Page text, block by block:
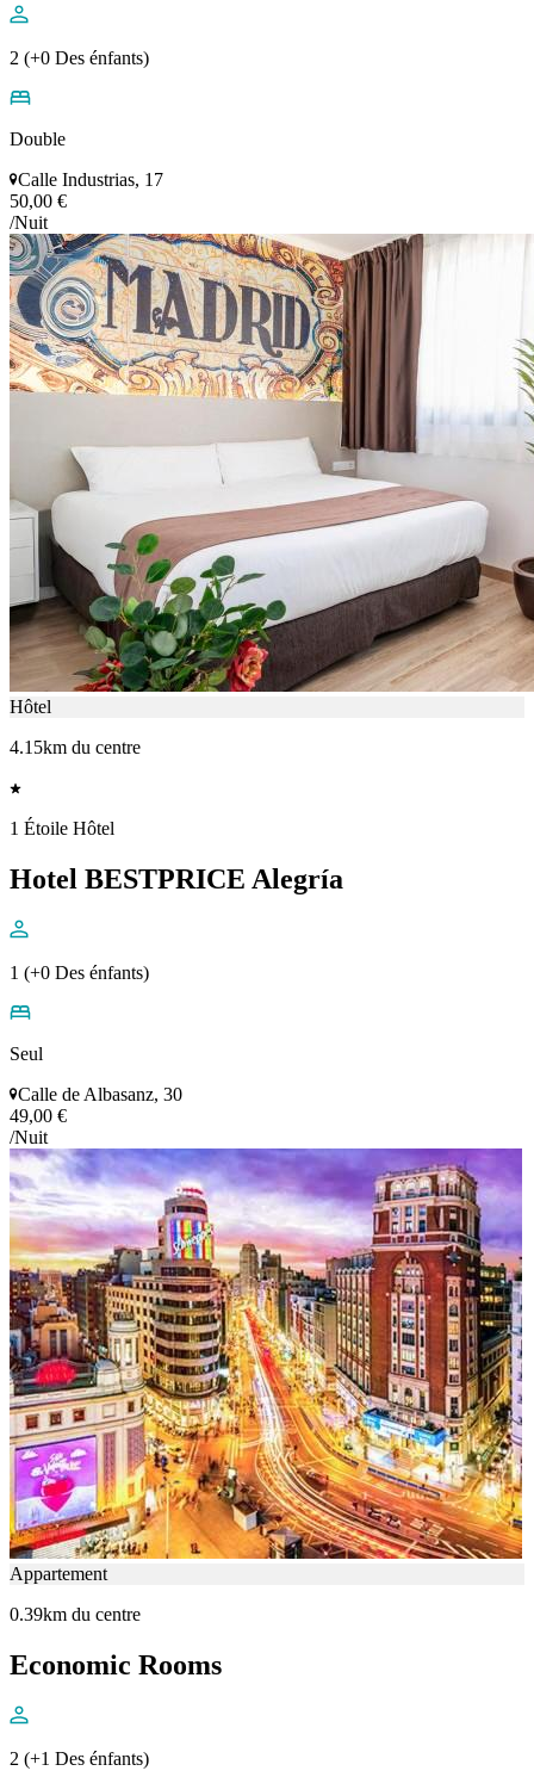
2 (+0 Des énfants)
Double
Calle Industrias, 17
50,00 €
/Nuit
Hôtel
4.15km du centre
1 Étoile Hôtel
Hotel BESTPRICE Alegría
1 (+0 Des énfants)
Seul
Calle de Albasanz, 30
49,00 €
/Nuit
Appartement
0.39km du centre
Economic Rooms
2 (+1 Des énfants)